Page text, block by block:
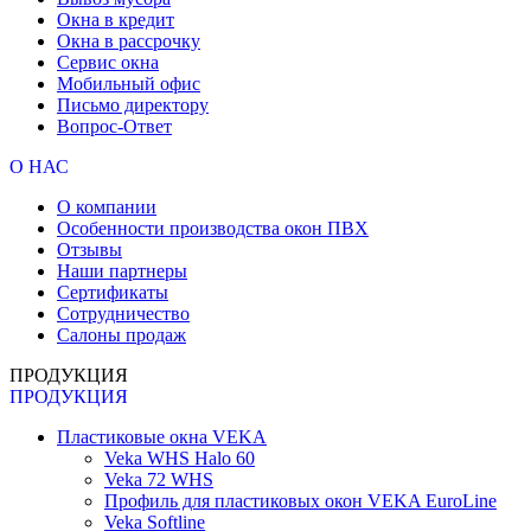
Окна в кредит
Окна в рассрочку
Сервис окна
Мобильный офис
Письмо директору
Вопрос-Ответ
О НАС
О компании
Особенности производства окон ПВХ
Отзывы
Наши партнеры
Сертификаты
Сотрудничество
Салоны продаж
ПРОДУКЦИЯ
ПРОДУКЦИЯ
Пластиковые окна VEKA
Veka WHS Halo 60
Veka 72 WHS
Профиль для пластиковых окон VEKA EuroLine
Veka Softline